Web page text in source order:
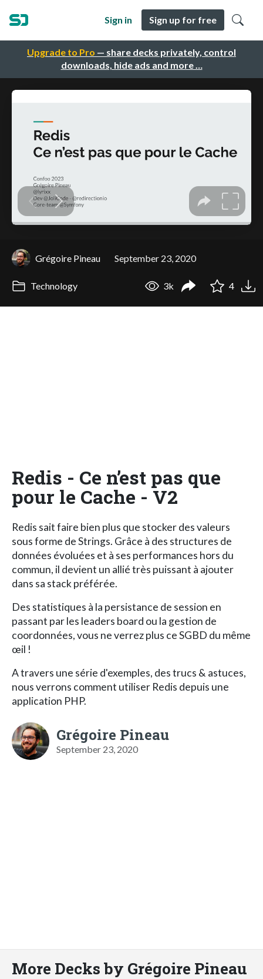
Upgrade to Pro — share decks privately, control
downloads, hide ads and more …
Sign in Sign up for free
Grégoire Pineau September 23, 2020
Technology 3k 4
Redis - Ce n’est pas que
pour le Cache - V2
Redis sait faire bien plus que stocker des valeurs
sous forme de Strings. Grâce à des structures de
données évoluées et à ses performances hors du
commun, il devient un allié très puissant à ajouter
dans sa stack préférée.
Des statistiques à la persistance de session en
passant par les leaders board ou la gestion de
coordonnées, vous ne verrez plus ce SGBD du même
œil !
A travers une série d'exemples, des trucs & astuces,
nous verrons comment utiliser Redis depuis une
application PHP.
Grégoire Pineau
September 23, 2020
More Decks by Grégoire Pineau